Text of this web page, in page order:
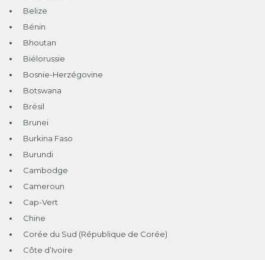
Belize
Bénin
Bhoutan
Biélorussie
Bosnie-Herzégovine
Botswana
Brésil
Brunei
Burkina Faso
Burundi
Cambodge
Cameroun
Cap-Vert
Chine
Corée du Sud (République de Corée)
Côte d’Ivoire